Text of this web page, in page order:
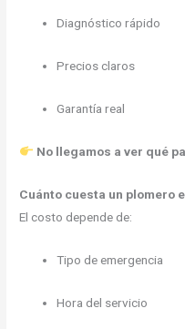
Diagnóstico rápido
Precios claros
Garantía real
No llegamos a ver qué
Cuánto cuesta un plomero
El costo depende de:
Tipo de emergencia
Hora del servicio